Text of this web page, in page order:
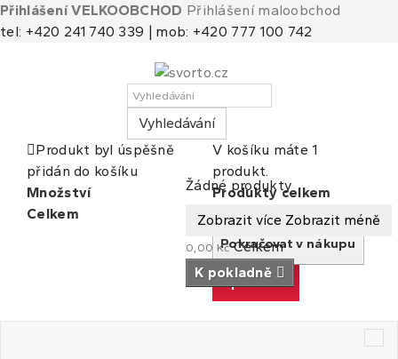
Přihlášení VELKOOBCHOD Přihlášení maloobchod
tel: +420 241 740 339 | mob: +420 777 100 742
Vyhledávání
Košík
(prázdný)
Žádné produkty
Zobrazit více Zobrazit méně
0,00 Kč Celkem
K pokladně
Produkt byl úspěšně
přidán do košíku
Množství
Celkem
V košíku máte 1
produkt.
Produkty celkem
Celkem
Pokračovat v nákupu
K pokladně